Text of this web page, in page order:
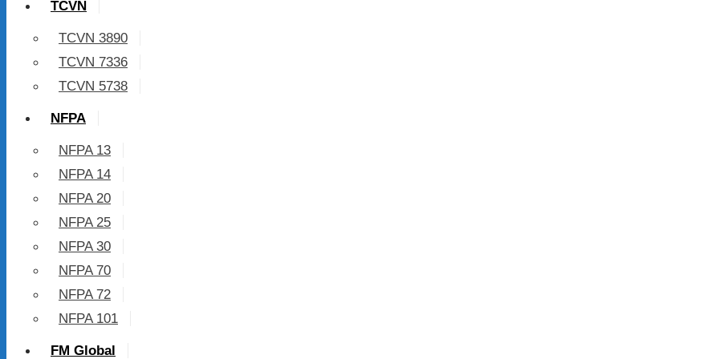
TCVN
TCVN 3890
TCVN 7336
TCVN 5738
NFPA
NFPA 13
NFPA 14
NFPA 20
NFPA 25
NFPA 30
NFPA 70
NFPA 72
NFPA 101
FM Global